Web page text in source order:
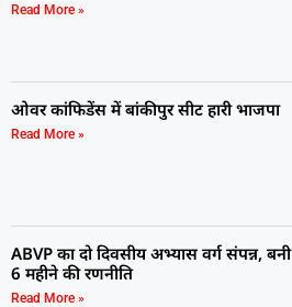
Read More »
ओवर कांफिडेंस में बांकीपुर सीट हारी भाजपा
Read More »
ABVP का दो दिवसीय अभ्यास वर्ग संपन्न, बनी
6 महीने की रणनीति
Read More »